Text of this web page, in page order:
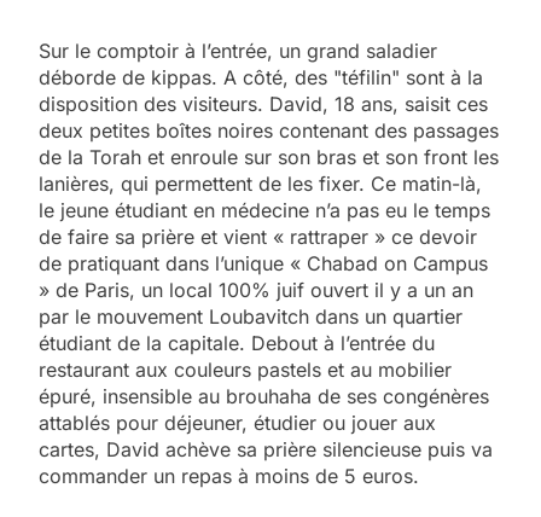
Sur le comptoir à l’entrée, un grand saladier
déborde de kippas. A côté, des "téfilin" sont à la
disposition des visiteurs. David, 18 ans, saisit ces
deux petites boîtes noires contenant des passages
de la Torah et enroule sur son bras et son front les
lanières, qui permettent de les fixer. Ce matin-là,
le jeune étudiant en médecine n’a pas eu le temps
de faire sa prière et vient « rattraper » ce devoir
de pratiquant dans l’unique « Chabad on Campus
» de Paris, un local 100% juif ouvert il y a un an
par le mouvement Loubavitch dans un quartier
étudiant de la capitale. Debout à l’entrée du
restaurant aux couleurs pastels et au mobilier
épuré, insensible au brouhaha de ses congénères
attablés pour déjeuner, étudier ou jouer aux
cartes, David achève sa prière silencieuse puis va
commander un repas à moins de 5 euros.